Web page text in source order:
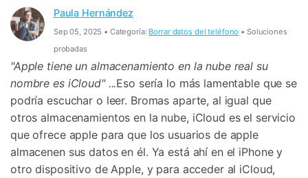
Tienda
Para Celular
Herramientas Online
Más
Descubre lo mejor de Dr.Fone
Soporte
Blog
Transferencia de Datos
Gestor de Datos
Reparación de Móviles
Protección del Móvil
Desbloqueo FRP en Android 16
Iniciar sesión
Paula Hernández
Sep 05, 2025 • Categoría: Borrar datos del teléfono • Soluciones
probadas
"Apple tiene un almacenamiento en la nube real su
nombre es iCloud" ...Eso sería lo más lamentable que se
podría escuchar o leer. Bromas aparte, al igual que
otros almacenamientos en la nube, iCloud es el servicio
que ofrece apple para que los usuarios de apple
almacenen sus datos en él. Ya está ahí en el iPhone y
otro dispositivo de Apple, y para acceder al iCloud,